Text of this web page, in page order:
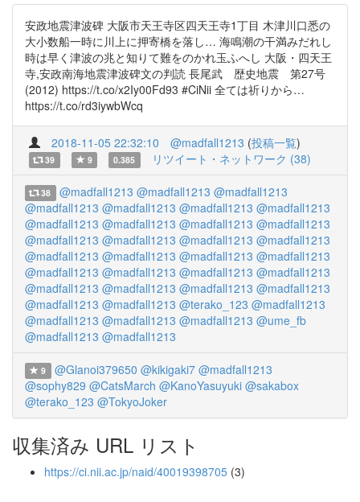
安政地震津波碑 大阪市天王寺区四天王寺1丁目 木津川口悉の
大小数船一時に川上に押寄橋を落し… 海鳴潮の干満みだれし
時は早く津波の兆と知りて難をのかれ玉ふへし 大阪・四天王
寺,安政南海地震津波碑文の判読 長尾武 歴史地震 第27号
(2012) https://t.co/x2Iy00Fd93 #CiNii 全ては祈りから…
https://t.co/rd3iywbWcq
2018-11-05 22:32:10 @madfall1213 (投稿一覧)
39 9 0.385 リツイート・ネットワーク (38)
38 @madfall1213 @madfall1213 @madfall1213
@madfall1213 @madfall1213 @madfall1213 @madfall1213
@madfall1213 @madfall1213 @madfall1213 @madfall1213
@madfall1213 @madfall1213 @madfall1213 @madfall1213
@madfall1213 @madfall1213 @madfall1213 @madfall1213
@madfall1213 @madfall1213 @madfall1213 @madfall1213
@madfall1213 @madfall1213 @madfall1213 @madfall1213
@madfall1213 @madfall1213 @terako_123 @madfall1213
@madfall1213 @madfall1213 @madfall1213 @ume_fb
@madfall1213 @madfall1213
9 @Glanoi379650 @kikigaki7 @madfall1213
@sophy829 @CatsMarch @KanoYasuyuki @sakabox
@terako_123 @TokyoJoker
収集済み URL リスト
https://ci.nii.ac.jp/naid/40019398705 (3)